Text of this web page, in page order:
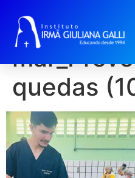
quedas